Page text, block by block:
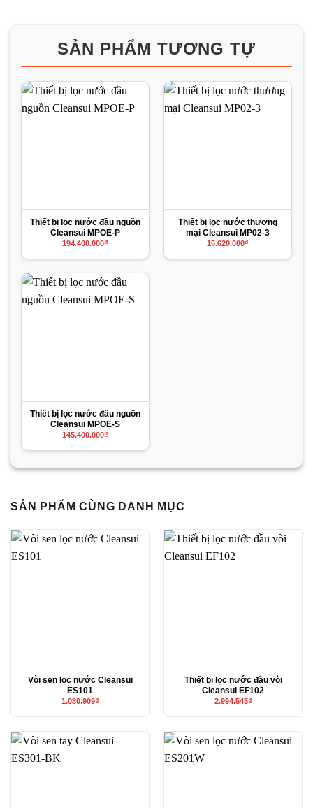
SẢN PHẨM TƯƠNG TỰ
Thiết bị lọc nước đầu nguồn
Cleansui MPOE-P
194.400.000₫
Thiết bị lọc nước thương
mại Cleansui MP02-3
15.620.000₫
Thiết bị lọc nước đầu nguồn
Cleansui MPOE-S
145.400.000₫
SẢN PHẨM CÙNG DANH MỤC
Vòi sen lọc nước Cleansui
ES101
1.030.909₫
Thiết bị lọc nước đầu vòi
Cleansui EF102
2.994.545₫